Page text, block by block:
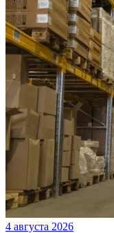
4 августа 2026